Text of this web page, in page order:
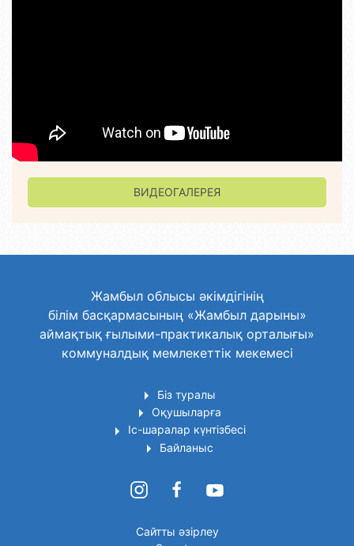
ВИДЕОГАЛЕРЕЯ
Жамбыл облысы әкімдігінің
білім басқармасының «Жамбыл дарыны»
аймақтық ғылыми-практикалық орталығы»
коммуналдық мемлекеттік мекемесі
Біз туралы
Оқушыларға
Іс-шаралар күнтізбесі
Байланыс
Сайтты әзірлеу